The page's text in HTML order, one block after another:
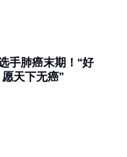
手肺癌末期！“好
好的和大家告别 愿天下无癌”